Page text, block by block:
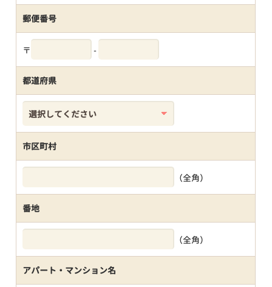
郵便番号
〒 -
都道府県
市区町村
（全角）
番地
（全角）
アパート・マンション名